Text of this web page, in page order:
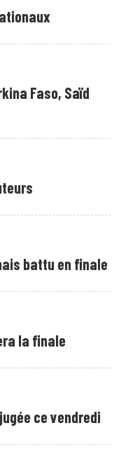
Faso, Saïd
battu en finale
la finale
ce vendredi